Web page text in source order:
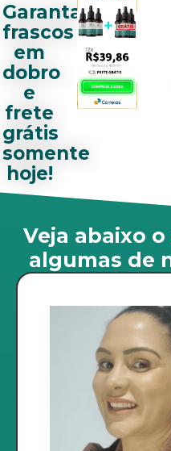
Garanta
frascos
em
dobro
e
frete
grátis
somente
hoje!
Veja abaixo
algumas de